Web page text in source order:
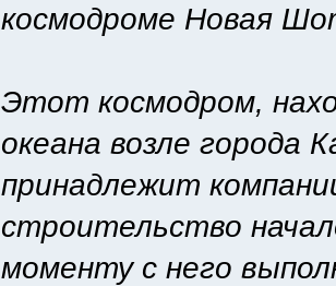
космодроме Новая
Этот космодром,
океана возле города
принадлежит
строительство
моменту с него